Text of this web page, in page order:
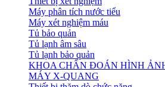
Máy phân tích nước tiểu
Máy xét nghiệm máu
Tủ bảo quản
Tủ lạnh âm sâu
Tủ lạnh bảo quản
KHOA CHẨN ĐOÁN HÌNH
MÁY X-QUANG